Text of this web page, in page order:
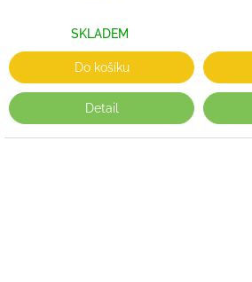
SKLADEM
Do košíku
Detail